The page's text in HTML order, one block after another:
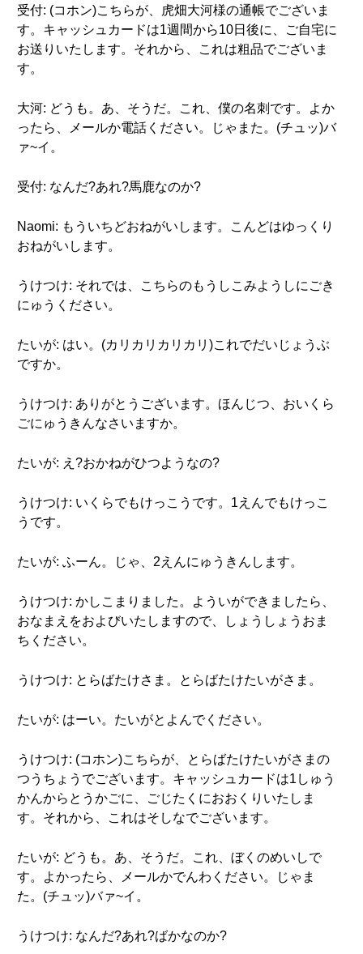
受付: (コホン)こちらが、虎畑大河様の通帳でございま
す。キャッシュカードは1週間から10日後に、ご自宅に
お送りいたします。それから、これは粗品でございま
す。
大河: どうも。あ、そうだ。これ、僕の名刺です。よか
ったら、メールか電話ください。じゃまた。(チュッ)バ
ァ~イ。
受付: なんだ?あれ?馬鹿なのか?
Naomi: もういちどおねがいします。こんどはゆっくり
おねがいします。
うけつけ: それでは、こちらのもうしこみようしにごき
にゅうください。
たいが: はい。(カリカリカリカリ)これでだいじょうぶ
ですか。
うけつけ: ありがとうございます。ほんじつ、おいくら
ごにゅうきんなさいますか。
たいが: え?おかねがひつようなの?
うけつけ: いくらでもけっこうです。1えんでもけっこ
うです。
たいが: ふーん。じゃ、2えんにゅうきんします。
うけつけ: かしこまりました。よういができましたら、
おなまえをおよびいたしますので、しょうしょうおま
ちください。
うけつけ: とらばたけさま。とらばたけたいがさま。
たいが: はーい。たいがとよんでください。
うけつけ: (コホン)こちらが、とらばたけたいがさまの
つうちょうでございます。キャッシュカードは1しゅう
かんからとうかごに、ごじたくにおおくりいたしま
す。それから、これはそしなでございます。
たいが: どうも。あ、そうだ。これ、ぼくのめいしで
す。よかったら、メールかでんわください。じゃま
た。(チュッ)バァ~イ。
うけつけ: なんだ?あれ?ばかなのか?